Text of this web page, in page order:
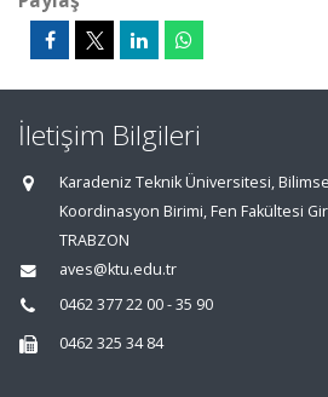
İletişim Bilgileri
Karadeniz Teknik Üniversitesi,
Koordinasyon Birimi, Fen Fakültesi
TRABZON
aves@ktu.edu.tr
0462 377 22 00 - 35 90
0462 325 34 84